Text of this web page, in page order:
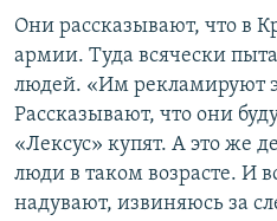
Они рассказывают, что в
армии. Туда всячески
людей. «Им рекламируют
Рассказывают, что они
«Лексус» купят. А это же
люди в таком возрасте. И
надувают, извиняюсь за